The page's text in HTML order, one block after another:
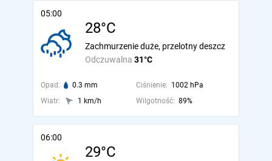
05:00
28°C
Odczuwalna 31°C
Zachmurzenie duże, przelotny deszcz
Opad: 0.3 mm Ciśnienie: 1002 hPa
Wiatr:
1 km/h Wilgotność: 89%
06:00
29°C